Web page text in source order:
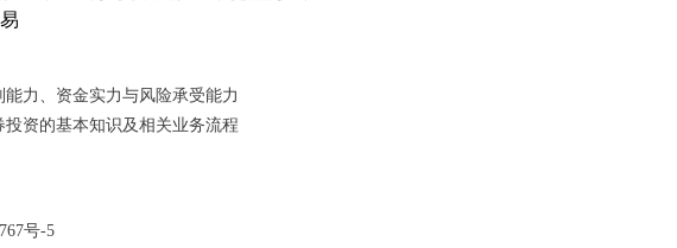
力、资金实力与风险承受能力
资的基本知识及相关业务流程
号-5